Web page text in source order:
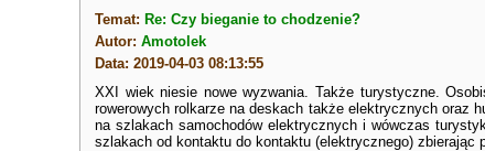
Temat: Re: Czy bieganie to chodzenie?
Autor: Amotolek
Data: 2019-04-03 08:13:55
XXI wiek niesie nowe wyzwania. Także turystyczne.
rowerowych rolkarze na deskach także elektrycznych oraz
na szlakach samochodów elektrycznych i wówczas
szlakach od kontaktu do kontaktu (elektrycznego)